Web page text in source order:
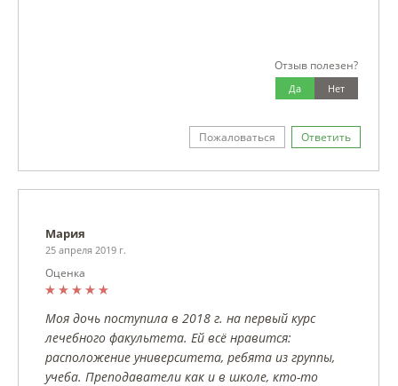
Отзыв полезен?
Нет
Да
Пожаловаться Ответить
Мария
25 апреля 2019 г.
Оценка
Моя дочь поступила в 2018 г. на первый курс
лечебного факультета. Ей всё нравится:
расположение университета, ребята из группы,
учеба. Преподаватели как и в школе, кто-то